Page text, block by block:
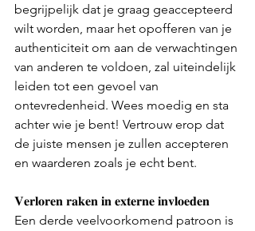
begrijpelijk dat je graag geaccepteerd
wilt worden, maar het opofferen van je
authenticiteit om aan de verwachtingen
van anderen te voldoen, zal uiteindelijk
leiden tot een gevoel van
ontevredenheid. Wees moedig en sta
achter wie je bent! Vertrouw erop dat
de juiste mensen je zullen accepteren
en waarderen zoals je echt bent.
𝐕𝐞𝐫𝐥𝐨𝐫𝐞𝐧 𝐫𝐚𝐤𝐞𝐧 𝐢𝐧 𝐞𝐱𝐭𝐞𝐫𝐧𝐞 𝐢𝐧𝐯𝐥𝐨𝐞𝐝𝐞𝐧
Een derde veelvoorkomend patroon is